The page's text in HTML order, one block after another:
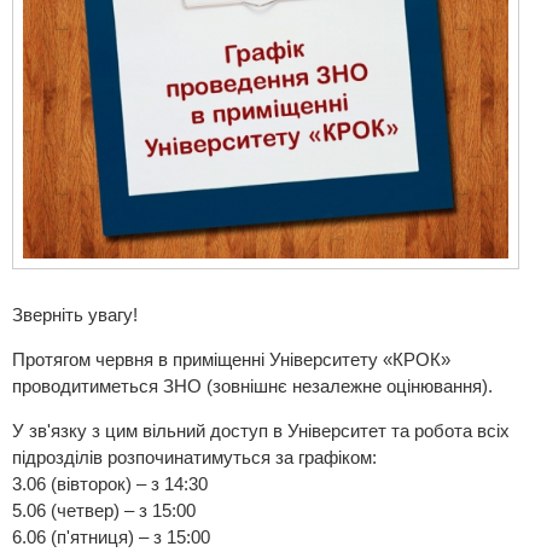
Зверніть увагу!
Протягом червня в приміщенні Університету «КРОК»
проводитиметься ЗНО (зовнішнє незалежне оцінювання).
У зв'язку з цим вільний доступ в Університет та робота всіх
підрозділів розпочинатимуться за графіком:
3.06 (вівторок) – з 14:30
5.06 (четвер) – з 15:00
6.06 (п'ятниця) – з 15:00